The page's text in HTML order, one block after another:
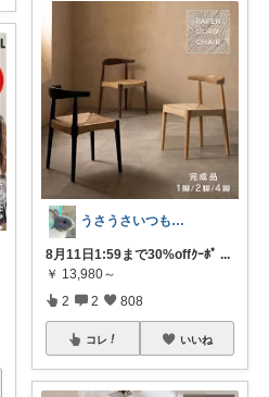
うさうさいつもご訪問ありがとうです🐰✨
8月11日1:59まで30%offｸｰﾎﾟ ...
￥ 13,980～
2 2 808
コレ いいね